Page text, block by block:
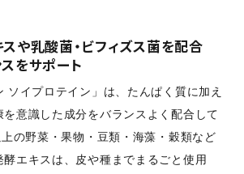
や乳酸菌・ビフィズス菌を配合
をサポート
ソイプロテイン」は、たんぱく質に加え
意識した成分をバランスよく配合して
の野菜・果物・豆類・海藻・穀類など
エキスは、皮や種までまるごと使用